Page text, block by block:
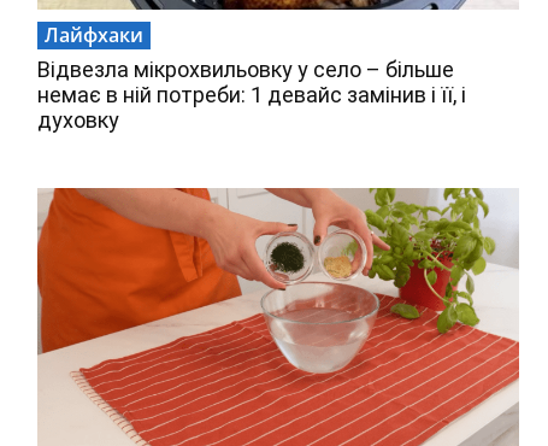
Лайфхаки
Відвезла мікрохвильовку у село – більше
немає в ній потреби: 1 девайс замінив і її, і
духовку